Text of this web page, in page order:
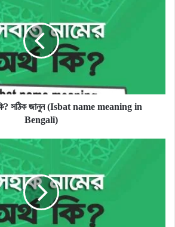
কি? সঠিক জানুন (Isbat name meaning in
Bengali)